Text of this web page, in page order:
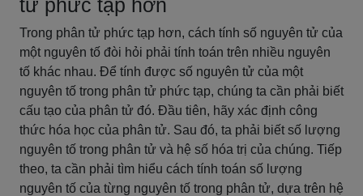
tử phức tạp hơn
Trong phân tử phức tạp hơn, cách tính số nguyên tử của
một nguyên tố đòi hỏi phải tính toán trên nhiều nguyên
tố khác nhau. Để tính được số nguyên tử của một
nguyên tố trong phân tử phức tạp, chúng ta cần phải biết
cấu tạo của phân tử đó. Đầu tiên, hãy xác định công
thức hóa học của phân tử. Sau đó, ta phải biết số lượng
nguyên tố trong phân tử và hệ số hóa trị của chúng. Tiếp
theo, ta cần phải tìm hiểu cách tính toán số lượng
nguyên tố của từng nguyên tố trong phân tử, dựa trên hệ